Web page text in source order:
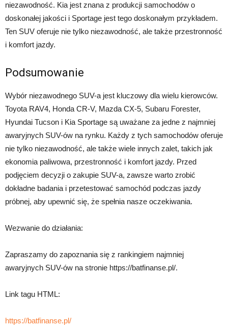
niezawodność. Kia jest znana z produkcji samochodów o
doskonałej jakości i Sportage jest tego doskonałym przykładem.
Ten SUV oferuje nie tylko niezawodność, ale także przestronność
i komfort jazdy.
Podsumowanie
Wybór niezawodnego SUV-a jest kluczowy dla wielu kierowców.
Toyota RAV4, Honda CR-V, Mazda CX-5, Subaru Forester,
Hyundai Tucson i Kia Sportage są uważane za jedne z najmniej
awaryjnych SUV-ów na rynku. Każdy z tych samochodów oferuje
nie tylko niezawodność, ale także wiele innych zalet, takich jak
ekonomia paliwowa, przestronność i komfort jazdy. Przed
podjęciem decyzji o zakupie SUV-a, zawsze warto zrobić
dokładne badania i przetestować samochód podczas jazdy
próbnej, aby upewnić się, że spełnia nasze oczekiwania.
Wezwanie do działania:
Zapraszamy do zapoznania się z rankingiem najmniej
awaryjnych SUV-ów na stronie https://batfinanse.pl/.
Link tagu HTML:
https://batfinanse.pl/